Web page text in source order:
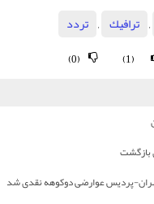
, ترافیك , تردد
(1)
(0)
بازگشت
پردیس عوارضی دوکوهه نقدی شد